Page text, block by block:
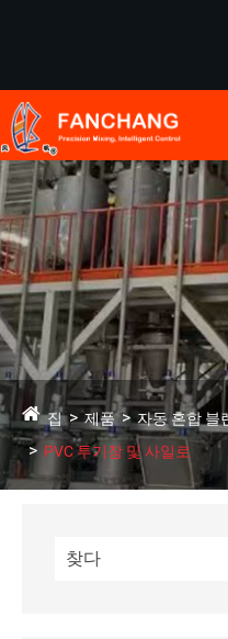
집 제품
자동 혼합 블
PVC 투기장 및 사일로